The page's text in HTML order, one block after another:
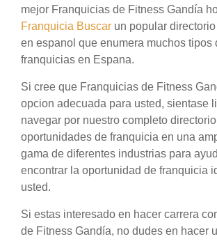
mejor Franquicias de Fitness Gandía
Franquicia Buscar un popular
en espanol que enumera muchos tipos
franquicias en Espana.
Si cree que Franquicias de Fitness
opcion adecuada para usted, sientase
navegar por nuestro completo
oportunidades de franquicia en una
gama de diferentes industrias para
encontrar la oportunidad de franquicia
usted.
Si estas interesado en hacer carrera
de Fitness Gandía, no dudes en hacer